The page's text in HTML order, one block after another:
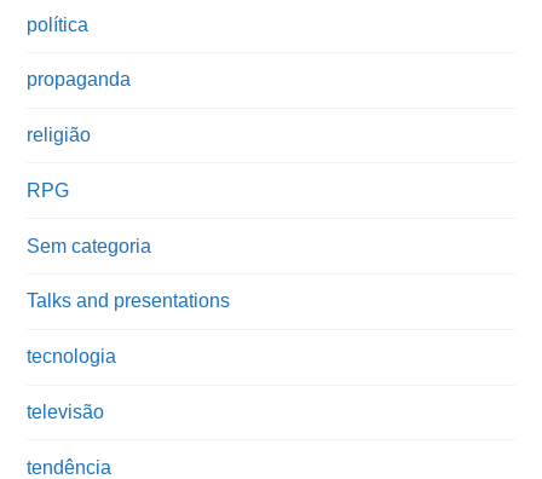
política
propaganda
religião
RPG
Sem categoria
Talks and presentations
tecnologia
televisão
tendência